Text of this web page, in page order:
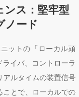
ス：堅牢型
ノード
ットの「ローカル頭
イバ、コントローラ
アルタイムの装置信号
ことで、ローカルでの